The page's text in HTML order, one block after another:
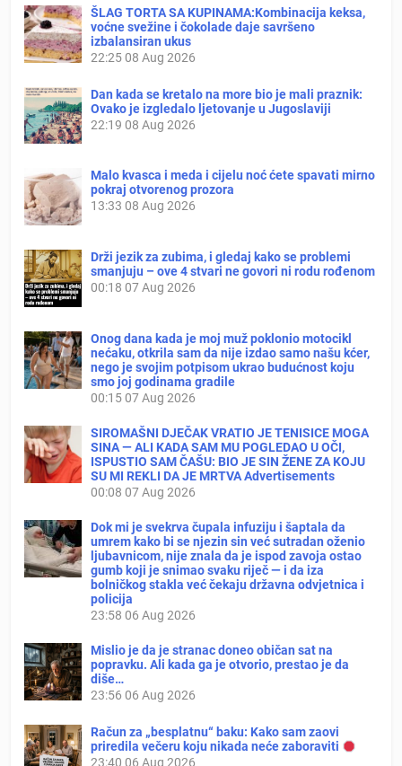
ŠLAG TORTA SA KUPINAMA:Kombinacija keksa,
voćne svežine i čokolade daje savršeno
izbalansiran ukus
22:2508 Aug 2026
Dan kada se kretalo na more bio je mali praznik:
Ovako je izgledalo ljetovanje u Jugoslaviji
22:19 08 Aug 2026
Malo kvasca i meda i cijelu noć ćete spavati mirno
pokraj otvorenog prozora
13:33 08 Aug 2026
Drži jezik za zubima, i gledaj kako se problemi
smanjuju – ove 4 stvari ne govori ni rodu rođenom
00:18 07 Aug 2026
Onog dana kada je moj muž poklonio motocikl
nećaku, otkrila sam da nije izdao samo našu kćer,
nego je svojim potpisom ukrao budućnost koju
smo joj godinama gradile
00:1507 Aug 2026
SIROMAŠNI DJEČAK VRATIO JE TENISICE MOGA
SINA — ALI KADA SAM MU POGLEDAO U OČI,
ISPUSTIO SAM ČAŠU: BIO JE SIN ŽENE ZA KOJU
SU MI REKLI DA JE MRTVA Advertisements
00:08 07 Aug 2026
Dok mi je svekrva čupala infuziju i šaptala da
umrem kako bi se njezin sin već sutradan oženio
ljubavnicom, nije znala da je ispod zavoja ostao
gumb koji je snimao svaku riječ — i da iza
bolničkog stakla već čekaju državna odvjetnica i
policija
23:58 06 Aug 2026
Mislio je da je stranac doneo običan sat na
popravku. Ali kada ga je otvorio, prestao je da
diše…
23:56 06 Aug 2026
Račun za „besplatnu“ baku: Kako sam zaovi
priredila večeru koju nikada neće zaboraviti
23:40 06 Aug 2026